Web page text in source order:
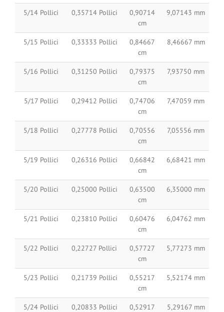
5/14 Pollici 0,35714 Pollici
0,90714
cm
9,07143 mm
5/15 Pollici 0,33333 Pollici
0,84667
cm
8,46667 mm
5/16 Pollici 0,31250 Pollici
0,79375
cm
7,93750 mm
5/17 Pollici 0,29412 Pollici
0,74706
cm
7,47059 mm
5/18 Pollici 0,27778 Pollici
0,70556
cm
7,05556 mm
5/19 Pollici 0,26316 Pollici
0,66842
cm
6,68421 mm
5/20 Pollici 0,25000 Pollici
0,63500
cm
6,35000 mm
5/21 Pollici 0,23810 Pollici
0,60476
cm
6,04762 mm
5/22 Pollici 0,22727 Pollici
0,57727
cm
5,77273 mm
5/23 Pollici 0,21739 Pollici
0,55217
cm
5,52174 mm
5/24 Pollici 0,20833 Pollici
0,52917
5,29167 mm